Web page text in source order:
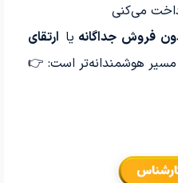
می‌کنی
فروش جداگانه یا ارتقای
هوشمندانه‌تر است: 👉